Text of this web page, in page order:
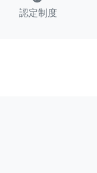
認定制度